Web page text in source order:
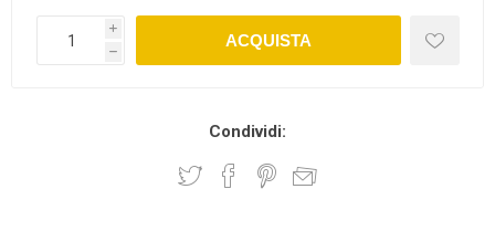
i
h
ACQUISTA
Condividi: